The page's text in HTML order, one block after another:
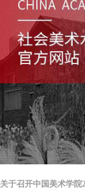
关于召开中国美术学院